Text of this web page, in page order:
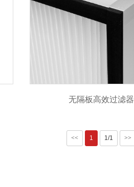
无隔板高效过滤器
<< 1 1/1 >>